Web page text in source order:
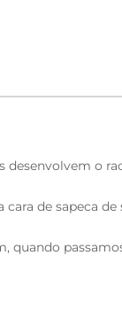
desenvolvem o
de sapeca de